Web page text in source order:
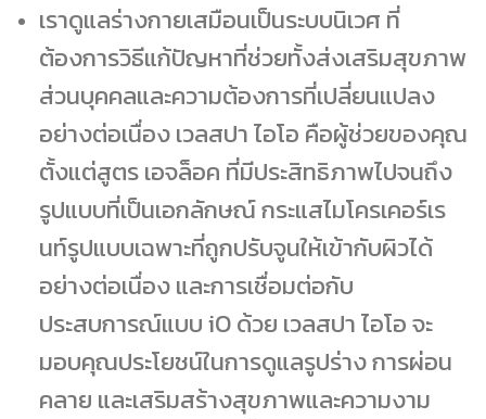
เราดูแลร่างกายเสมือนเป็นระบบนิเวศ ที่
ต้องการวิธีแก้ปัญหาที่ช่วยทั้งส่งเสริมสุขภาพ
ส่วนบุคคลและความต้องการที่เปลี่ยนแปลง
อย่างต่อเนื่อง เวลสปา ไอโอ คือผู้ช่วยของคุณ
ตั้งแต่สูตร เอจล็อค ที่มีประสิทธิภาพไปจนถึง
รูปแบบที่เป็นเอกลักษณ์ กระแสไมโครเคอร์เร
นท์รูปแบบเฉพาะที่ถูกปรับจูนให้เข้ากับผิวได้
อย่างต่อเนื่อง และการเชื่อมต่อกับ
ประสบการณ์แบบ iO ด้วย เวลสปา ไอโอ จะ
มอบคุณประโยชน์ในการดูแลรูปร่าง การผ่อน
คลาย และเสริมสร้างสุขภาพและความงาม